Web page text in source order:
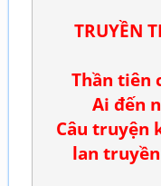
TRUYỀN
Thần tiên
Ai đến
Câu truyện
lan